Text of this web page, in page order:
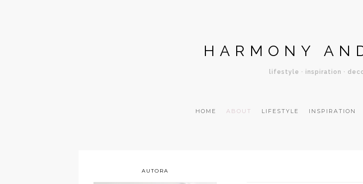
HARMONY
lifestyle · inspiration ·
HOME ABOUT LIFESTYLE INSPIRATION
AUTORA